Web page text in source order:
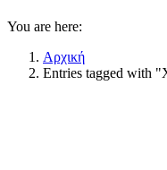
You are here:
Αρχική
Entries tagged with